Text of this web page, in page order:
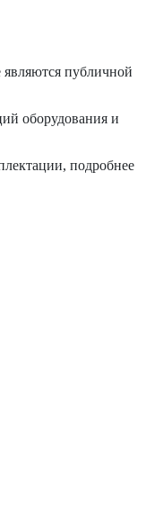
публичной
оборудования и
подробнее